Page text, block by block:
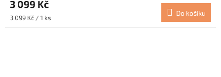
3 099 Kč
Měrná
cena:
3 099 Kč / 1 ks
Do košíku